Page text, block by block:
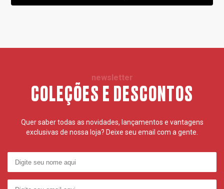
newsletter
COLEÇÕES E DESCONTOS
Quer saber todas as novidades, lançamentos e vantagens
exclusivas de nossa loja? Deixe seu email com a gente.